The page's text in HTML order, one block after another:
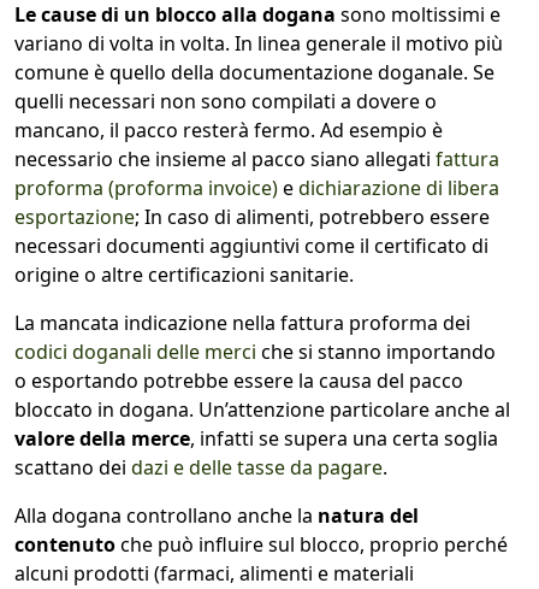
Le cause di un blocco alla dogana sono moltissimi e
variano di volta in volta. In linea generale il motivo più
comune è quello della documentazione doganale. Se
quelli necessari non sono compilati a dovere o
mancano, il pacco resterà fermo. Ad esempio è
necessario che insieme al pacco siano allegati fattura
proforma (proforma invoice)edichiarazione di libera
esportazione; In caso di alimenti, potrebbero essere
necessari documenti aggiuntivi come il certificato di
origine o altre certificazioni sanitarie.
La mancata indicazione nella fattura proforma dei
codici doganali delle merci che si stanno importando
o esportando potrebbe essere la causa del pacco
bloccato in dogana. Un’attenzione particolare anche al
valore della merce, infatti se supera una certa soglia
scattano dei dazi e delle tasse da pagare.
Alla dogana controllano anche la natura del
contenutoche può influire sul blocco, proprio perché
alcuni prodotti (farmaci, alimenti e materiali